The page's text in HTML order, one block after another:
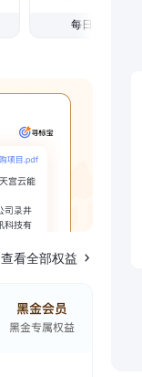
每日仅1.08元
查看全部权益